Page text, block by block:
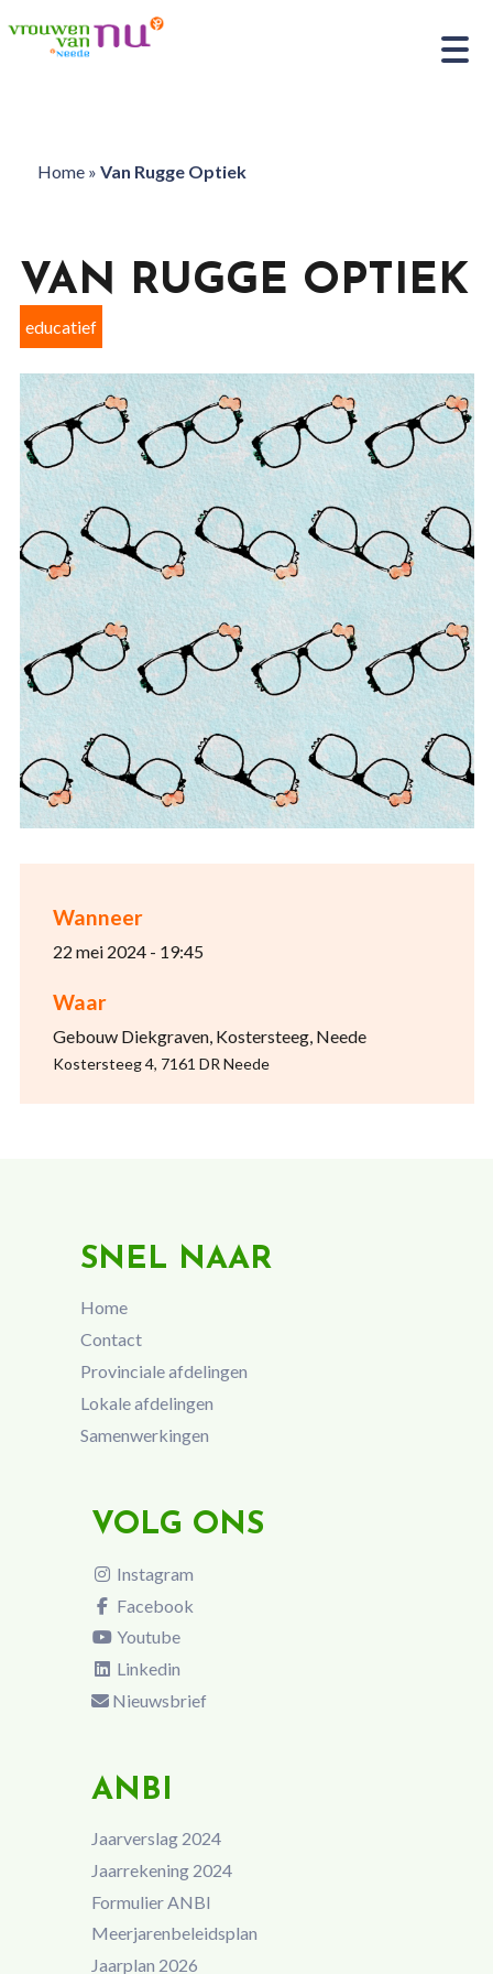
Home» Van Rugge Optiek
Wanneer
22 mei 2024 - 19:45
Waar
Gebouw Diekgraven, Kostersteeg, Neede
Kostersteeg 4, 7161 DR Neede
VAN RUGGE OPTIEK
educatief
SNEL NAAR
Home
Contact
Provinciale afdelingen
Lokale afdelingen
Samenwerkingen
VOLG ONS
Instagram
Facebook
Youtube
Linkedin
Nieuwsbrief
ANBI
Jaarverslag 2024
Jaarrekening 2024
Formulier ANBI
Meerjarenbeleidsplan
Jaarplan 2026